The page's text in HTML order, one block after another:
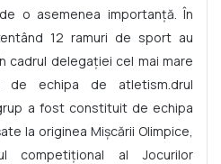
o asemenea importanță. În
12 ramuri de sport au
cadrul delegației cel mai mare
echipa de atletism.drul
a fost constituit de echipa
la originea Mișcării Olimpice,
competițional al Jocurilor